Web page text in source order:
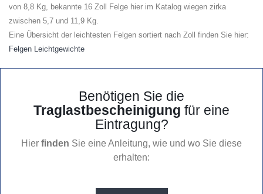
von 8,8 Kg, bekannte 16 Zoll Felge hier im Katalog wiegen zirka
zwischen 5,7 und 11,9 Kg.
Eine Übersicht der leichtesten Felgen sortiert nach Zoll finden Sie hier:
Felgen Leichtgewichte
Benötigen Sie die
Traglastbescheinigung für eine
Eintragung?
Hier finden Sie eine Anleitung, wie und wo Sie diese
erhalten: